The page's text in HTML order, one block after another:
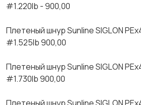
#1.220lb - 900,00
Плетеный шнур Sunlinе SIGLОN
#1.525lb 900,00
Плетеный шнур Sunlinе SIGLОN
#1.730lb 900,00